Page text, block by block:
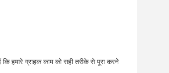
हमारे ग्राहक काम को सही तरीके से पूरा करने